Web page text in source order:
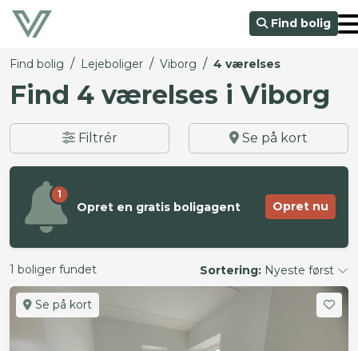
Find bolig
Find bolig / Lejeboliger / Viborg / 4 værelses
Find 4 værelses i Viborg
Filtrér Se på kort
1
Opret en gratis boligagent Opret nu
1 boliger fundet Sortering: Nyeste først
Se på kort